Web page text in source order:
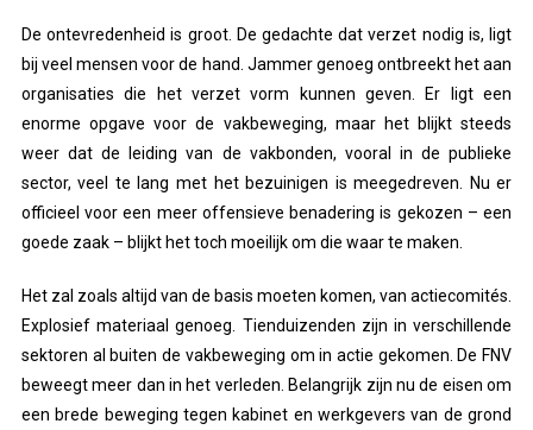
De ontevredenheid is groot. De gedachte dat verzet nodig is, ligt
bij veel mensen voor de hand. Jammer genoeg ontbreekt het aan
organisaties die het verzet vorm kunnen geven. Er ligt een
enorme opgave voor de vakbeweging, maar het blijkt steeds
weer dat de leiding van de vakbonden, vooral in de publieke
sector, veel te lang met het bezuinigen is meegedreven. Nu er
officieel voor een meer offensieve benadering is gekozen – een
goede zaak – blijkt het toch moeilijk om die waar te maken.
Het zal zoals altijd van de basis moeten komen, van actiecomités.
Explosief materiaal genoeg. Tienduizenden zijn in verschillende
sektoren al buiten de vakbeweging om in actie gekomen. De FNV
beweegt meer dan in het verleden. Belangrijk zijn nu de eisen om
een brede beweging tegen kabinet en werkgevers van de grond